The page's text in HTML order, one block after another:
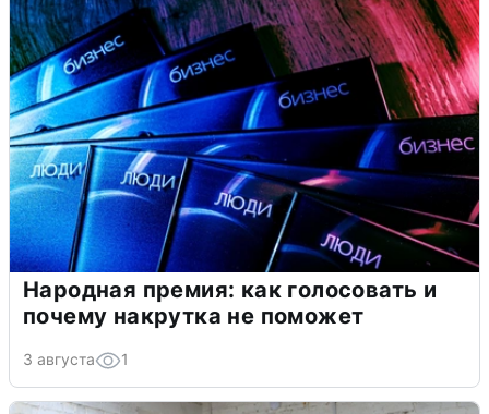
Народная премия: как голосовать и
почему накрутка не поможет
3 августа 1